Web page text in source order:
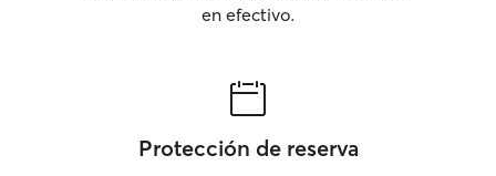
en efectivo.
Protección de reserva